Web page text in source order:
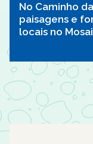
No Caminho
paisagens e
locais no